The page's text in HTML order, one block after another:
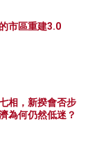
市區重建3.0
相，新揆會否步
為何仍然低迷？